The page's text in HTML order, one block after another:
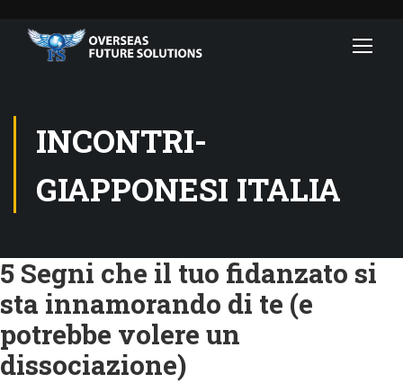
INCONTRI-
GIAPPONESI ITALIA
5 Segni che il tuo fidanzato si
sta innamorando di te (e
potrebbe volere un
dissociazione)